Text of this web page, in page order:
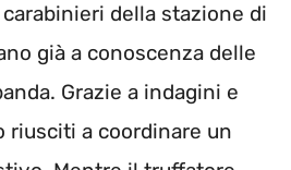
della stazione di
già a conoscenza delle
Grazie a indagini e
riusciti a coordinare un